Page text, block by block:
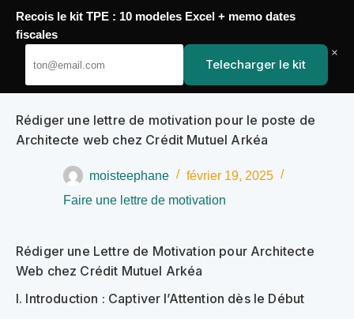
Passer
au
contenu
YoupiJobs
Rédiger une lettre de motivation pour le poste de
Architecte web chez Crédit Mutuel Arkéa
moisteephane
février 19, 2025
Faire une lettre de motivation
Rédiger une Lettre de Motivation pour Architecte
Web chez Crédit Mutuel Arkéa
I. Introduction : Captiver l’Attention dès le Début
Recois le kit TPE : 10 modeles Excel + memo dates
fiscales
Telecharger le kit
×